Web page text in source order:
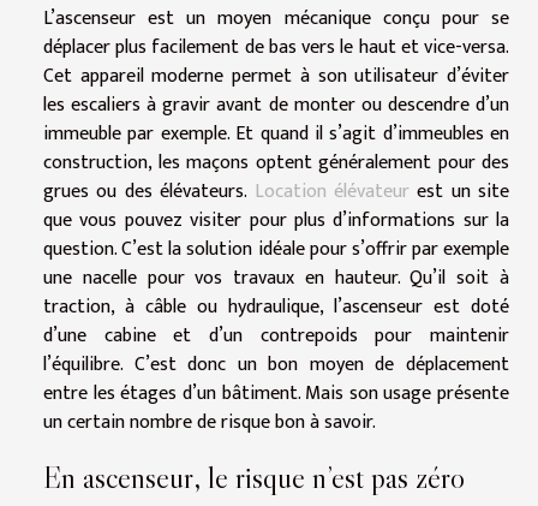
L’ascenseur est un moyen mécanique conçu pour se
déplacer plus facilement de bas vers le haut et vice-versa.
Cet appareil moderne permet à son utilisateur d’éviter
les escaliers à gravir avant de monter ou descendre d’un
immeuble par exemple. Et quand il s’agit d’immeubles en
construction, les maçons optent généralement pour des
grues ou des élévateurs. Location élévateurest un site
que vous pouvez visiter pour plus d’informations sur la
question. C’est la solution idéale pour s’offrir par exemple
une nacelle pour vos travaux en hauteur. Qu’il soit à
traction, à câble ou hydraulique, l’ascenseur est doté
d’une cabine et d’un contrepoids pour maintenir
l’équilibre. C’est donc un bon moyen de déplacement
entre les étages d’un bâtiment. Mais son usage présente
un certain nombre de risque bon à savoir.
En ascenseur, le risque n’est pas zéro